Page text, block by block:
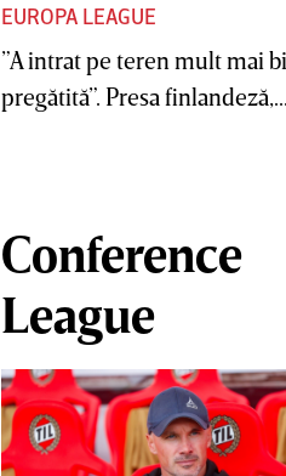
EUROPA LEAGUE
”A intrat pe teren mult mai
pregătită”. Presa
Conference
League